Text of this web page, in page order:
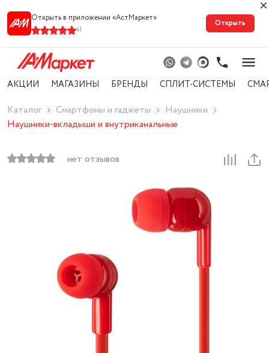
Открыть в приложении «АстМарке‪т‬»
41
Открыть
АКЦИИ МАГАЗИНЫ БРЕНДЫ СПЛИТ-СИСТЕМЫ
Каталог Смартфоны и гаджеты
Наушники
Наушники-вкладыши и внутриканальные
нет отзывов